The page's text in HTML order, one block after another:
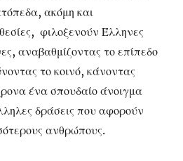
ακόμη και
φιλοξενούν Έλληνες
αναβαθμίζοντας το επίπεδο
το κοινό, κάνοντας
ένα σπουδαίο άνοιγμα
δράσεις που αφορούν
ανθρώπους.